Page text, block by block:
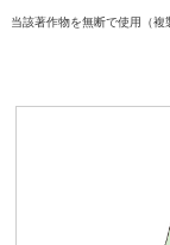
当該著作物を無断で使用（